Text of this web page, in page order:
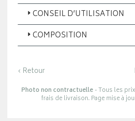
CONSEIL D’UTILISATION
COMPOSITION
‹ Retour
Photo non contractuelle- Tous les
frais de livraison. Page mise à